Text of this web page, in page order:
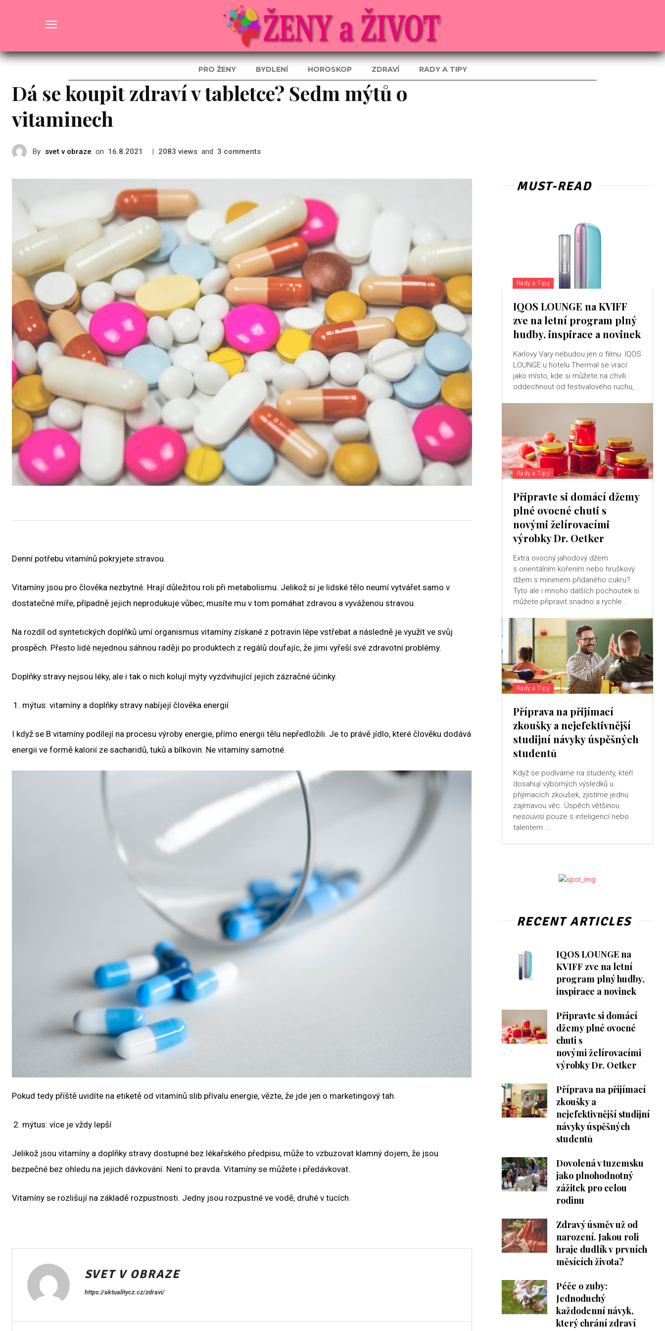
PRO ŽENY BYDLENÍ HOROSKOP ZDRAVÍ RADY A TIPY
Dá se koupit zdraví v tabletce? Sedm mýtů o
vitaminech
By svet v obraze on 16.8.2021 | 2083 views and 3 comments
Denní potřebu vitamínů pokryjete stravou.
Vitamíny jsou pro člověka nezbytné. Hrají důležitou roli při metabolismu. Jelikož si je lidské tělo neumí vytvářet samo v
dostatečné míře, případně jejich neprodukuje vůbec, musíte mu v tom pomáhat zdravou a vyváženou stravou.
Na rozdíl od syntetických doplňků umí organismus vitamíny získané z potravin lépe vstřebat a následně je využít ve svůj
prospěch. Přesto lidé nejednou sáhnou raději po produktech z regálů doufajíc, že ​​jimi vyřeší své zdravotní problémy.
Doplňky stravy nejsou léky, ale i tak o nich kolují mýty vyzdvihující jejich zázračné účinky.
mýtus: vitamíny a doplňky stravy nabíjejí člověka energií
I když se B vitamíny podílejí na procesu výroby energie, přímo energii tělu nepředložili. Je to právě jídlo, které člověku dodává
energii ve formě kalorií ze sacharidů, tuků a bílkovin. Ne vitamíny samotné.
Pokud tedy příště uvidíte na etiketě od vitamínů slib přívalu energie, vězte, že jde jen o marketingový tah.
mýtus: více je vždy lepší
Jelikož jsou vitamíny a doplňky stravy dostupné bez lékařského předpisu, může to vzbuzovat klamný dojem, že jsou
bezpečné bez ohledu na jejich dávkování. Není to pravda. Vitamíny se můžete i předávkovat.
Vitamíny se rozlišují na základě rozpustnosti. Jedny jsou rozpustné ve vodě, druhé v tucích.
SVET V OBRAZE
https://aktualitycz.cz/zdravi/
MUST-READ
Rady a Tipy
IQOS LOUNGE na KVIFF
zve na letní program plný
hudby, inspirace a novinek
Karlovy Vary nebudou jen o filmu. IQOS
LOUNGE u hotelu Thermal se vrací
jako místo, kde si můžete na chvíli
oddechnout od festivalového ruchu,...
Rady a Tipy
Připravte si domácí džemy
plné ovocné chuti s
novými želírovacími
výrobky Dr. Oetker
Extra ovocný jahodový džem
s orientálním kořením nebo hruškový
džem s minimem přidaného cukru?
Tyto ale i mnoho dalších pochoutek si
můžete připravit snadno a rychle...
Rady a Tipy
Příprava na přijímací
zkoušky a nejefektivnější
studijní návyky úspěšných
studentů
Když se podíváme na studenty, kteří
dosahují výborných výsledků u
přijímacích zkoušek, zjistíme jednu
zajímavou věc. Úspěch většinou
nesouvisí pouze s inteligencí nebo
talentem....
RECENT ARTICLES
IQOS LOUNGE na
KVIFF zve na letní
program plný hudby,
inspirace a novinek
Připravte si domácí
džemy plné ovocné
chuti s
novými želírovacími
výrobky Dr. Oetker
Příprava na přijímací
zkoušky a
nejefektivnější studijní
návyky úspěšných
studentů
Dovolená v tuzemsku
jako plnohodnotný
zážitek pro celou
rodinu
Zdravý úsměv už od
narození. Jakou roli
hraje dudlík v prvních
měsících života?
Péče o zuby:
Jednoduchý
každodenní návyk,
který chrání zdraví